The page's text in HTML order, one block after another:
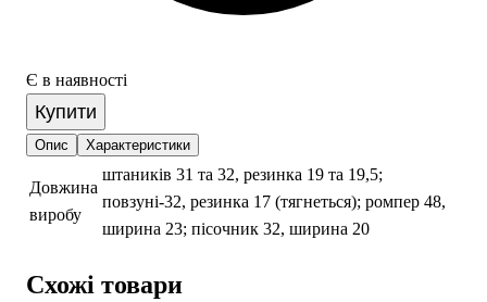
Є в наявності
Купити
Опис Характеристики
Довжина
виробу
штаників 31 та 32, резинка 19 та 19,5;
повзуні-32, резинка 17 (тягнеться); ромпер 48,
ширина 23; пісочник 32, ширина 20
Схожі товари